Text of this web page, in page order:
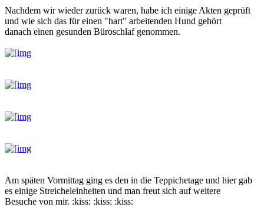
Nachdem wir wieder zurück waren, habe ich einige Akten geprüft
und wie sich das für einen "hart" arbeitenden Hund gehört
danach einen gesunden Büroschlaf genommen.
Am späten Vormittag ging es den in die Teppichetage und hier gab
es einige Streicheleinheiten und man freut sich auf weitere
Besuche von mir. :kiss: :kiss: :kiss: